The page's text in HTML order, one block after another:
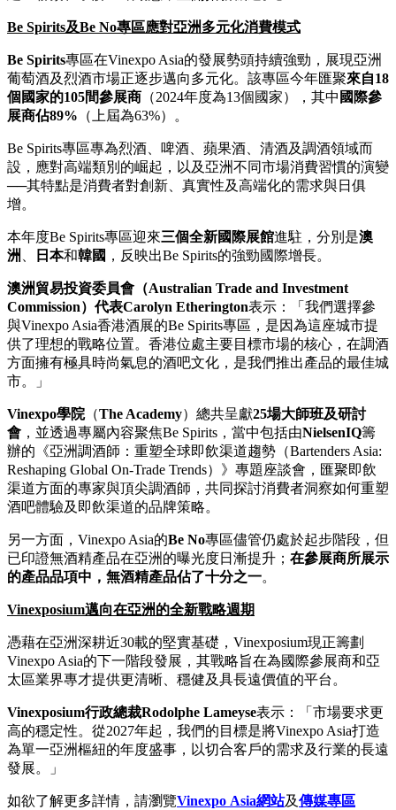
Be Spirits及Be No專區應對亞洲多元化消費模式
Be Spirits專區在Vinexpo Asia的發展勢頭持續強勁，展現亞洲
葡萄酒及烈酒市場正逐步邁向多元化。該專區今年匯聚來自18
個國家的105間參展商 （2024年度為13個國家），其中 國際參
展商佔89% （上屆為63%）。
Be Spirits專區專為烈酒、啤酒、蘋果酒、清酒及調酒領域而
設，應對高端類別的崛起，以及亞洲不同市場消費習慣的演變
──其特點是消費者對創新、真實性及高端化的需求與日俱
增。
本年度Be Spirits專區迎來三個全新國際展館進駐，分別是澳
洲
日本和韓國 ，反映出Be Spirits的強勁國際增長。
澳洲貿易投資委員會（Australian Trade and Investment
Commission）代表Carolyn Etherington表示：「我們選擇參
與Vinexpo Asia香港酒展的Be Spirits專區，是因為這座城市提
供了理想的戰略位置。香港位處主要目標市場的核心，在調酒
方面擁有極具時尚氣息的酒吧文化，是我們推出產品的最佳城
市。」
Vinexpo學院（The Academy）總共呈獻25場大師班及研討
會 ，並透過專屬內容聚焦Be Spirits，當中包括由NielsenIQ籌
辦的《亞洲調酒師：重塑全球即飲渠道趨勢（Bartenders Asia:
Reshaping Global On-Trade Trends）》專題座談會，匯聚即飲
渠道方面的專家與頂尖調酒師，共同探討消費者洞察如何重塑
酒吧體驗及即飲渠道的品牌策略。
另一方面，Vinexpo Asia的Be No專區儘管仍處於起步階段，但
已印證無酒精產品在亞洲的曝光度日漸提升； 在參展商所展示
的產品品項中，無酒精產品佔了十分之一。
Vinexposium邁向在亞洲的全新戰略週期
憑藉在亞洲深耕近30載的堅實基礎，Vinexposium現正籌劃
Vinexpo Asia的下一階段發展，其戰略旨在為國際參展商和亞
太區業界專才提供更清晰、穩健及具長遠價值的平台。
Vinexposium行政總裁Rodolphe Lameyse表示：「市場要求更
高的穩定性。從2027年起，我們的目標是將Vinexpo Asia打造
為單一亞洲樞紐的年度盛事，以切合客戶的需求及行業的長遠
發展。」
如欲了解更多詳情，請瀏覽Vinexpo Asia網站及傳媒專區